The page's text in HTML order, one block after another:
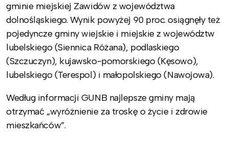
gminie miejskiej Zawidów z województwa
dolnośląskiego. Wynik powyżej 90 proc. osiągnęły też
pojedyncze gminy wiejskie i miejskie z województw
lubelskiego (Siennica Różana), podlaskiego
(Szczuczyn), kujawsko-pomorskiego (Kęsowo),
lubelskiego (Terespol) i małopolskiego (Nawojowa).
Według informacji GUNB najlepsze gminy mają
otrzymać „wyróżnienie za troskę o życie i zdrowie
mieszkańców”.